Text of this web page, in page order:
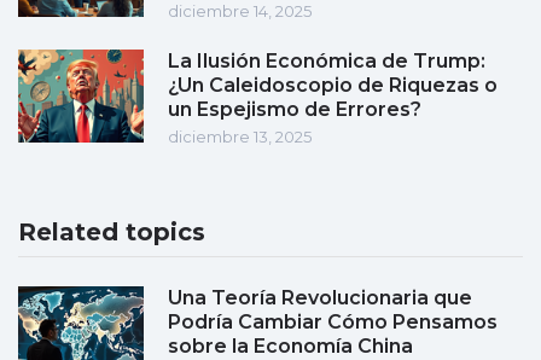
diciembre 14, 2025
La Ilusión Económica de Trump:
¿Un Caleidoscopio de Riquezas o
un Espejismo de Errores?
diciembre 13, 2025
Related topics
Una Teoría Revolucionaria que
Podría Cambiar Cómo Pensamos
sobre la Economía China